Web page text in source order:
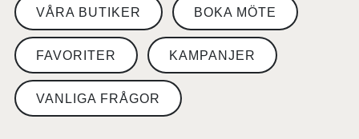
VÅRA BUTIKER BOKA MÖTE
FAVORITER KAMPANJER
VANLIGA FRÅGOR